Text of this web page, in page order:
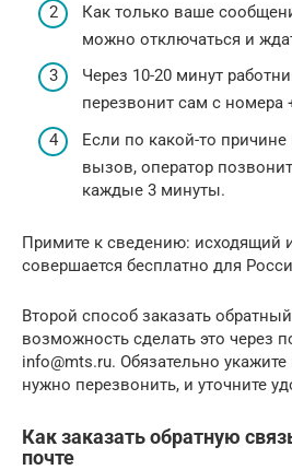
Как только ваше
можно отключаться и
Через 10-20 минут
перезвонит сам с номера
Если по какой-то
вызов, оператор
каждые 3 минуты.
Примите к сведению: исходящий
совершается бесплатно для
Второй способ заказать
возможность сделать это через
info@mts.ru. Обязательно
нужно перезвонить, и уточните
Как заказать обратную
почте